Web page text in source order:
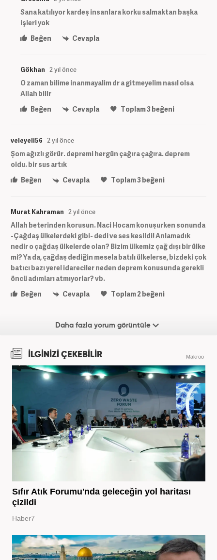
Sana katılıyor kardeş insanlara korku salmaktan başka
işleri yok
Beğen
Cevapla
Gökhan 2 yıl önce
O zaman bilime inanmayalim dr a gitmeyelim nasıl olsa
Allah bilir
Beğen
Cevapla Toplam3beğeni
veleyeli56 2 yıl önce
Şom ağızlı görür. depremi hergün çağıra çağıra. deprem
oldu. bir sus artık
Beğen
Cevapla Toplam3beğeni
Murat Kahraman 2 yıl önce
Allah beterinden korusun. Naci Hocam konuşurken sonunda
-Çağdaş ülkelerdeki gibi- dedi ve ses kesildi! Anlamadık
nedir o çağdaş ülkelerde olan? Bizim ülkemiz çağ dışı bir ülke
mi? Ya da, çağdaş dediğin mesela batılı ülkelerse, bizdeki çok
batıcı bazı yerel idareciler neden deprem konusunda gerekli
öncü adımları atmıyorlar? vb.
Beğen
Cevapla Toplam2 beğeni
Daha fazla yorum görüntüle
İLGİNİZİ ÇEKEBİLİR Makroo
Sıfır Atık Forumu'nda geleceğin yol haritası
çizildi
Haber7